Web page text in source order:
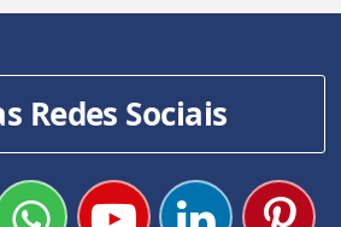
Redes Sociais